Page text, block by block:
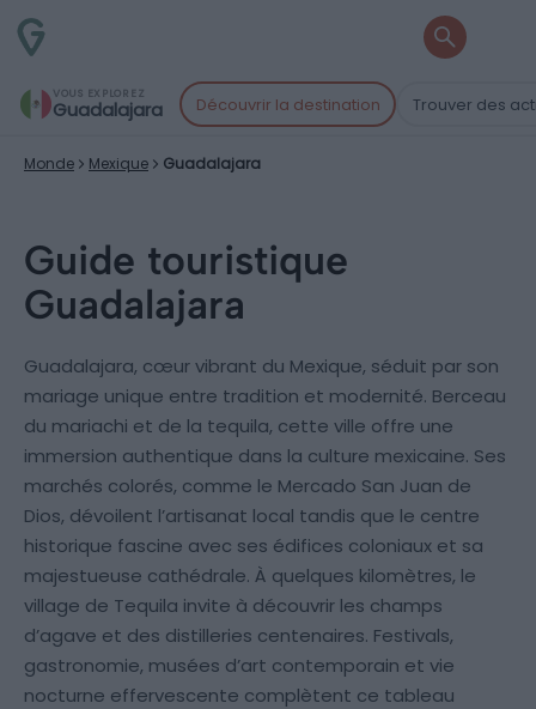
VOUS EXPLOREZ
Guadalajara Découvrir la destination Trouver des
Monde Mexique Guadalajara
Guide touristique
Guadalajara
Guadalajara, cœur vibrant du Mexique, séduit par son
mariage unique entre tradition et modernité. Berceau
du mariachi et de la tequila, cette ville offre une
immersion authentique dans la culture mexicaine. Ses
marchés colorés, comme le Mercado San Juan de
Dios, dévoilent l’artisanat local tandis que le centre
historique fascine avec ses édifices coloniaux et sa
majestueuse cathédrale. À quelques kilomètres, le
village de Tequila invite à découvrir les champs
d’agave et des distilleries centenaires. Festivals,
gastronomie, musées d’art contemporain et vie
nocturne effervescente complètent ce tableau